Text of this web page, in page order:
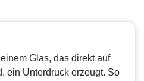
Glas, das direkt auf
ein Unterdruck erzeugt. So